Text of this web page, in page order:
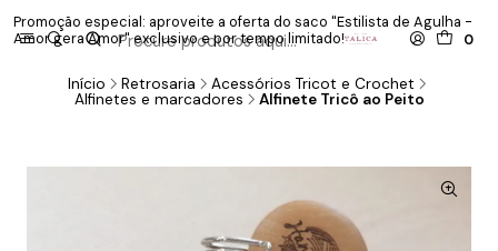
0
Promoção especial: aproveite a oferta do saco "Estilista de Agulha -
Amor gera Amor" exclusivo e por tempo limitado!
Início Retrosaria
Acessórios Tricot e Crochet
Alfinetes e marcadores
Alfinete Tricô ao Peito